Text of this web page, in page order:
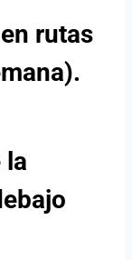
rutas
la